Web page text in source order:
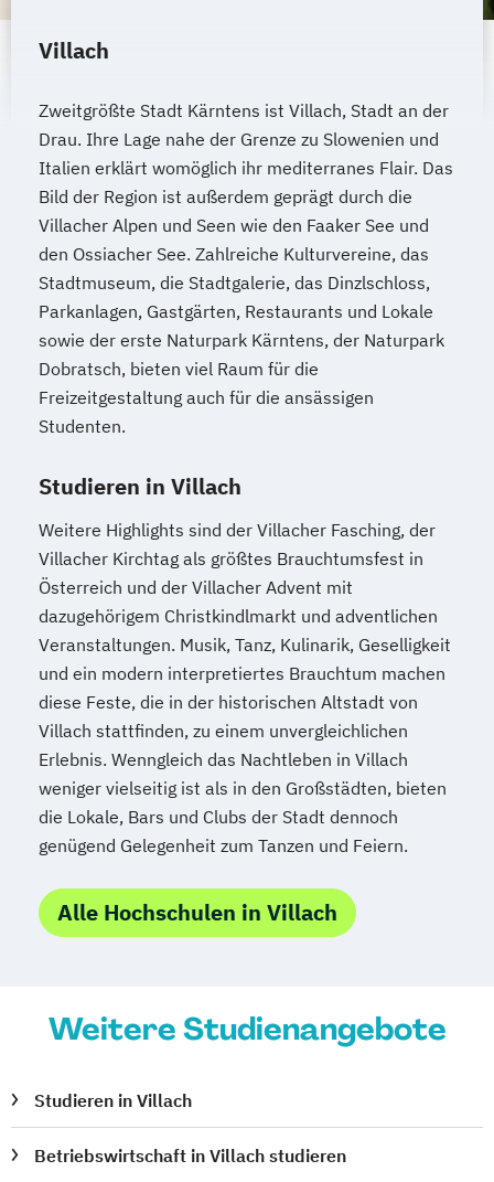
International Healthcare Management
International Management (DE/EN)
Internationales Marketing
Journalismus und digitale Kommunikation
Kindheitspädagogik
Kindheitspädagogik für Erzieher:innen
Kommunikationsdesign
Kommunikationspsychologie
Kultur- und Medienpädagogik
Logistikmanagement Logopädie
Machine Learning (EN)
Management (DE/EN)
Marketingmanagement
Master of Business Administration (DE/EN)
Mechatronik
Mediation und Konfliktmanagement
Mediendesign Medieninformatik
Medienmanagement
Medizinische Informatik Medizintechnik
Modemanagement
Nachhaltiges Management New Work
Online Marketing
Online Marketing (DE/EN)
Personalentwicklung
Personalmanagement
Personalmanagement (DE/EN) Pflege
Product Management (DE/EN)
Produktdesign
Psychologie Public Health
Villach
Zweitgrößte Stadt Kärntens ist Villach, Stadt an der
Drau. Ihre Lage nahe der Grenze zu Slowenien und
Italien erklärt womöglich ihr mediterranes Flair. Das
Bild der Region ist außerdem geprägt durch die
Villacher Alpen und Seen wie den Faaker See und
den Ossiacher See. Zahlreiche Kulturvereine, das
Stadtmuseum, die Stadtgalerie, das Dinzlschloss,
Parkanlagen, Gastgärten, Restaurants und Lokale
sowie der erste Naturpark Kärntens, der Naturpark
Dobratsch, bieten viel Raum für die
Freizeitgestaltung auch für die ansässigen
Studenten.
Studieren in Villach
Weitere Highlights sind der Villacher Fasching, der
Villacher Kirchtag als größtes Brauchtumsfest in
Österreich und der Villacher Advent mit
dazugehörigem Christkindlmarkt und adventlichen
Veranstaltungen. Musik, Tanz, Kulinarik, Geselligkeit
und ein modern interpretiertes Brauchtum machen
diese Feste, die in der historischen Altstadt von
Villach stattfinden, zu einem unvergleichlichen
Erlebnis. Wenngleich das Nachtleben in Villach
weniger vielseitig ist als in den Großstädten, bieten
die Lokale, Bars und Clubs der Stadt dennoch
genügend Gelegenheit zum Tanzen und Feiern.
Alle Hochschulen in Villach
Weitere Studienangebote
Studieren in Villach
Betriebswirtschaft in Villach studieren